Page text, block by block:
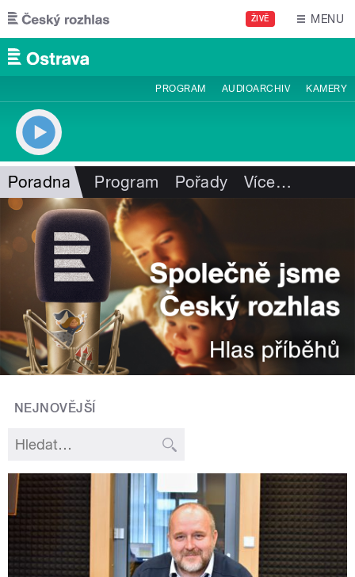
Přejít k hlavnímu obsahu
ŽIVĚ MENU
PROGRAM AUDIOARCHIV KAMERY
Poradna Program Pořady Více…
NEJNOVĚJŠÍ